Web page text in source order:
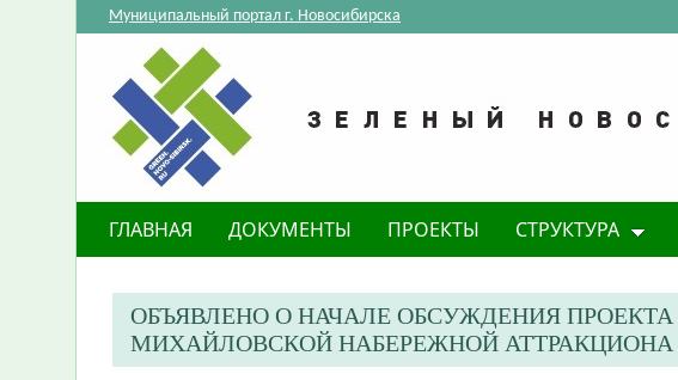
Муниципальный портал г. Новосибирска
ГЛАВНАЯ ДОКУМЕНТЫ ПРОЕКТЫ СТРУКТУРА
ОБЪЯВЛЕНО О НАЧАЛЕ ОБСУЖДЕНИЯ
МИХАЙЛОВСКОЙ НАБЕРЕЖНОЙ АТТРАКЦИОНА